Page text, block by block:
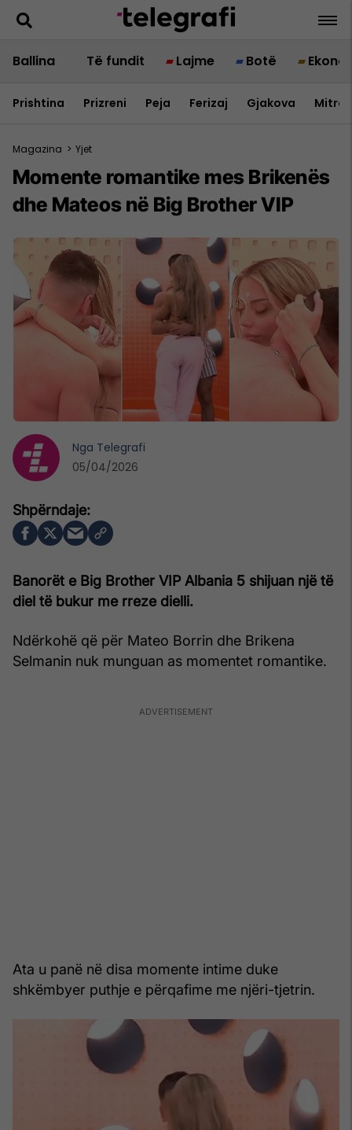
Ballina Të fundit Lajme Botë
Prishtina Prizreni Peja Ferizaj Gjakova
Magazina > Yjet
Momente romantike mes Brikenës
dhe Mateos në Big Brother VIP
Banorët e Big Brother VIP Albania 5 shijuan një të
diel të bukur me rreze dielli.
Ndërkohë që për Mateo Borrin dhe Brikena
Selmanin nuk munguan as momentet romantike.
Ata u panë në disa momente intime duke
shkëmbyer puthje e përqafime me njëri-tjetrin.
Nga Telegrafi
05/04/2026